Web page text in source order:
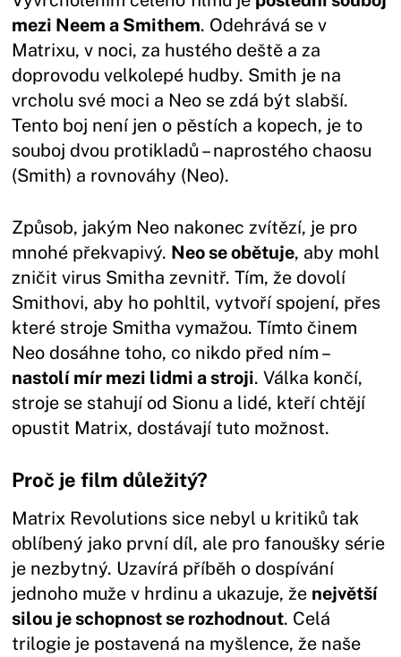
mezi Neem a Smithem. Odehrává se v
Matrixu, v noci, za hustého deště a za
doprovodu velkolepé hudby. Smith je na
vrcholu své moci a Neo se zdá být slabší.
Tento boj není jen o pěstích a kopech, je to
souboj dvou protikladů – naprostého chaosu
(Smith) a rovnováhy (Neo).
Způsob, jakým Neo nakonec zvítězí, je pro
mnohé překvapivý. Neo se obětuje, aby mohl
zničit virus Smitha zevnitř. Tím, že dovolí
Smithovi, aby ho pohltil, vytvoří spojení, přes
které stroje Smitha vymažou. Tímto činem
Neo dosáhne toho, co nikdo před ním –
nastolí mír mezi lidmi a stroji. Válka končí,
stroje se stahují od Sionu a lidé, kteří chtějí
opustit Matrix, dostávají tuto možnost.
Proč je film důležitý?
Matrix Revolutions sice nebyl u kritiků tak
oblíbený jako první díl, ale pro fanoušky série
je nezbytný. Uzavírá příběh o dospívání
jednoho muže v hrdinu a ukazuje, že největší
silou je schopnost se rozhodnout. Celá
trilogie je postavená na myšlence, že naše